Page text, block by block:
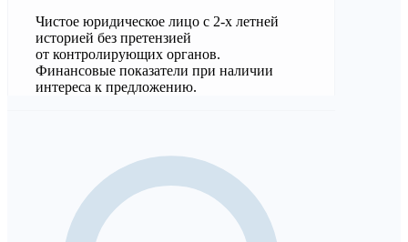
Чистое юридическое лицо с 2-х летней
историей без претензией
от контролирующих органов.
Финансовые показатели при наличии
интереса к предложению.